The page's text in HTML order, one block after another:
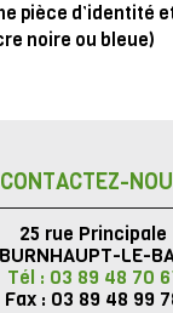
pièce d’identité et
noire ou bleue)
CONTACTEZ-
25 rue Principale
BURNHAUPT-LE-
Tél : 03 89 48 70
Fax : 03 89 48 99